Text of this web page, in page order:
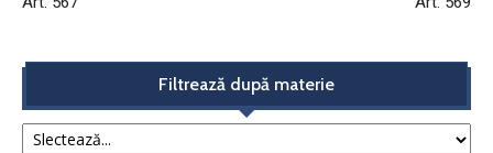
Filtrează după materie